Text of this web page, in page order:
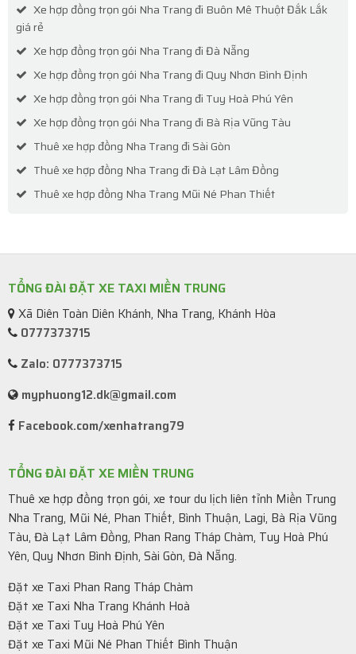
Xe hợp đồng trọn gói Nha Trang đi Buôn Mê Thuột Đắk Lắk
giá rẻ
Xe hợp đồng trọn gói Nha Trang đi Đà Nẵng
Xe hợp đồng trọn gói Nha Trang đi Quy Nhơn Bình Định
Xe hợp đồng trọn gói Nha Trang đi Tuy Hoà Phú Yên
Xe hợp đồng trọn gói Nha Trang đi Bà Rịa Vũng Tàu
Thuê xe hợp đồng Nha Trang đi Sài Gòn
Thuê xe hợp đồng Nha Trang đi Đà Lạt Lâm Đồng
Thuê xe hợp đồng Nha Trang Mũi Né Phan Thiết
TỔNG ĐÀI ĐẶT XE TAXI MIỀN TRUNG
Xã Diên Toàn Diên Khánh, Nha Trang, Khánh Hòa
0777373715
Zalo: 0777373715
myphuong12.dk@gmail.com
Facebook.com/xenhatrang79
TỔNG ĐÀI ĐẶT XE MIỀN TRUNG
Thuê xe hợp đồng trọn gói, xe tour du lịch liên tỉnh Miền Trung
Nha Trang, Mũi Né, Phan Thiết, Bình Thuận, Lagi, Bà Rịa Vũng
Tàu, Đà Lạt Lâm Đồng, Phan Rang Tháp Chàm, Tuy Hoà Phú
Yên, Quy Nhơn Bình Định, Sài Gòn, Đà Nẵng.
Đặt xe Taxi Phan Rang Tháp Chàm
Đặt xe Taxi Nha Trang Khánh Hoà
Đặt xe Taxi Tuy Hoà Phú Yên
Đặt xe Taxi Mũi Né Phan Thiết Bình Thuận